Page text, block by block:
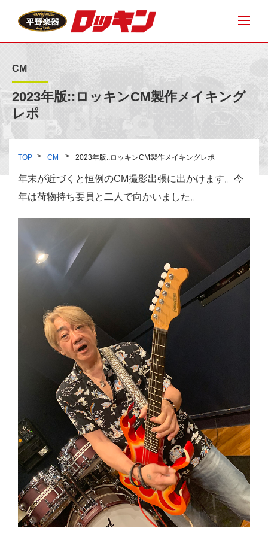
CM
2023年版::ロッキンCM製作メイキング
レポ
TOP CM 2023年版::ロッキンCM製作メイキングレポ
年末が近づくと恒例のCM撮影出張に出かけます。今
年は荷物持ち要員と二人で向かいました。